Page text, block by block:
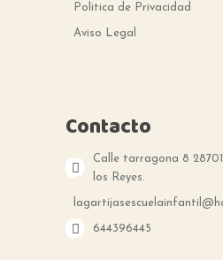
Politica de Privacidad
Aviso Legal
Contacto
Calle tarragona 8
los Reyes.
644396445